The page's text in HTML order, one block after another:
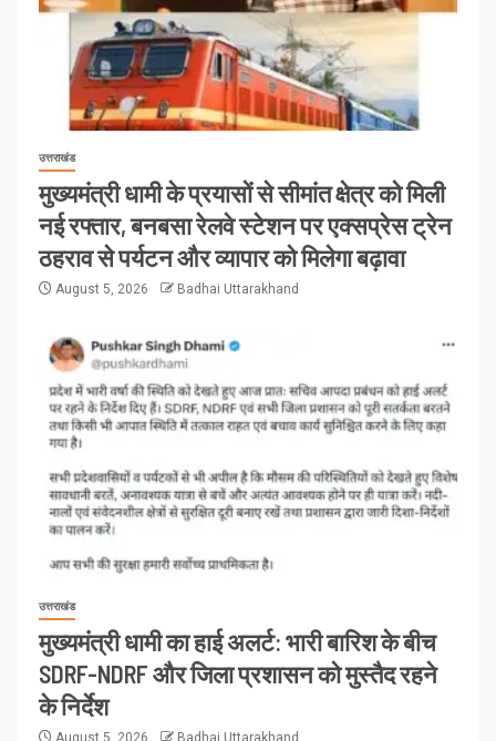
उत्तराखंड
मुख्यमंत्री धामी के प्रयासों से सीमांत क्षेत्र को मिली
नई रफ्तार, बनबसा रेलवे स्टेशन पर एक्सप्रेस ट्रेन
ठहराव से पर्यटन और व्यापार को मिलेगा बढ़ावा
August 5, 2026 Badhai Uttarakhand
उत्तराखंड
मुख्यमंत्री धामी का हाई अलर्ट: भारी बारिश के बीच
SDRF-NDRF और जिला प्रशासन को मुस्तैद रहने
के निर्देश
August 5, 2026 Badhai Uttarakhand